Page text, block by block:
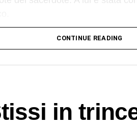
presenti tutti – racconta a
emozionati tantissimo. Io ho
riservata a Mario. Ha
il nostro papà. Per noi è
l’abbiamo tracciata sulle
biancavillesi che hanno
CONTINUE READING
in